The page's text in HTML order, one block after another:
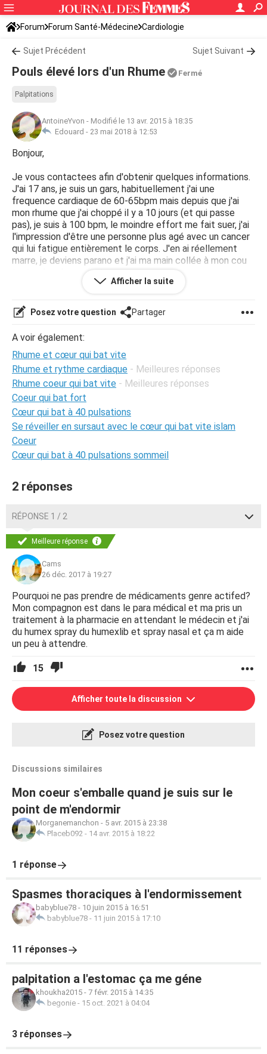
Forum Forum Santé-Médecine Cardiologie
Sujet Précédent Sujet Suivant
Pouls élevé lors d'un Rhume Fermé
Palpitations
AntoineYvon - Modifié le 13 avr. 2015 à 18:35
Edouard - 23 mai 2018 à 12:53
Bonjour,
Je vous contactees afin d'obtenir quelques informations.
J'ai 17 ans, je suis un gars, habituellement j'ai une
frequence cardiaque de 60-65bpm mais depuis que j'ai
mon rhume que j'ai choppé il y a 10 jours (et qui passe
pas), je suis à 100 bpm, le moindre effort me fait suer, j'ai
l'impression d'être une personne plus agé avec un cancer
qui lui fatigue entièrement le corps. J'en ai réellement
marre, je deviens parano et j'ai ma main collée à mon cou
toutes les deux minutes..
Afficher la suite
Posez votre question Partager
A voir également:
Rhume et cœur qui bat vite
Rhume et rythme cardiaque - Meilleures réponses
Rhume coeur qui bat vite - Meilleures réponses
Coeur qui bat fort
Cœur qui bat à 40 pulsations
Se réveiller en sursaut avec le cœur qui bat vite islam
Coeur
Cœur qui bat à 40 pulsations sommeil
2 réponses
RÉPONSE 1 / 2
Meilleure réponse
Cams
26 déc. 2017 à 19:27
Pourquoi ne pas prendre de médicaments genre actifed?
Mon compagnon est dans le para médical et ma pris un
traitement à la pharmacie en attendant le médecin et j'ai
du humex spray du humexlib et spray nasal et ça m aide
un peu à attendre.
15
Afficher toute la discussion
Posez votre question
Discussions similaires
Mon coeur s'emballe quand je suis sur le
point de m'endormir
Morganemanchon - 5 avr. 2015 à 23:38
Placeb092 - 14 avr. 2015 à 18:22
1 réponse
Spasmes thoraciques à l'endormissement
babyblue78 - 10 juin 2015 à 16:51
babyblue78 - 11 juin 2015 à 17:10
11 réponses
palpitation a l'estomac ça me géne
khoukha2015 - 7 févr. 2015 à 14:35
begonie - 15 oct. 2021 à 04:04
3 réponses